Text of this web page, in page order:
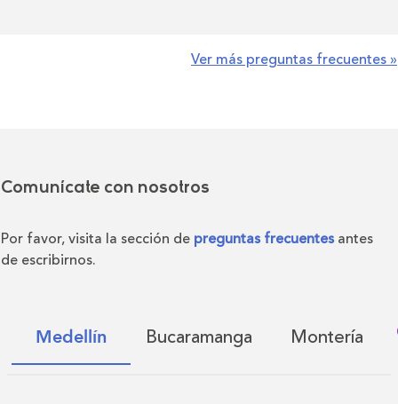
Ver más preguntas frecuentes »
Comunícate con nosotros
Por favor, visita la sección de preguntas frecuentes antes
de escribirnos.
Medellín Bucaramanga Montería